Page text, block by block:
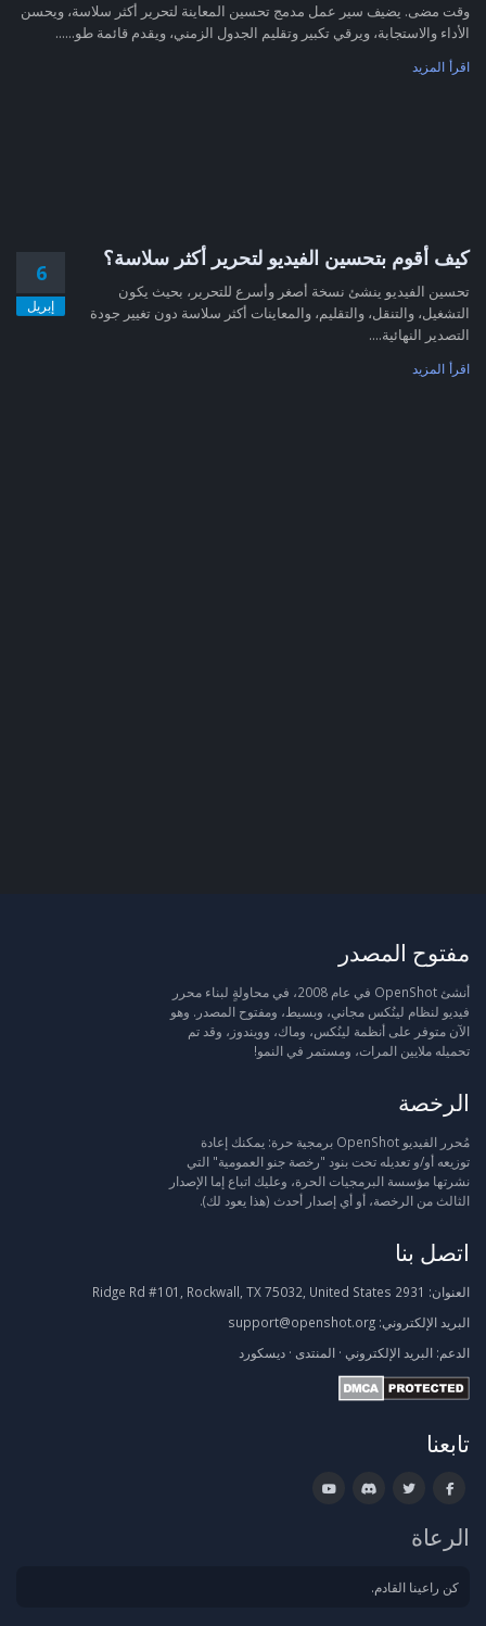
وقت مضى. يضيف سير عمل مدمج تحسين المعاينة لتحرير أكثر سلاسة، ويحسن
الأداء والاستجابة، ويرقي تكبير وتقليم الجدول الزمني، ويقدم قائمة طو......
اقرأ المزيد
6
إبريل
كيف أقوم بتحسين الفيديو لتحرير أكثر سلاسة؟
تحسين الفيديو ينشئ نسخة أصغر وأسرع للتحرير، بحيث يكون
التشغيل، والتنقل، والتقليم، والمعاينات أكثر سلاسة دون تغيير جودة
التصدير النهائية....
اقرأ المزيد
مفتوح المصدر
أنشئ OpenShot في عام 2008، في محاولةٍ لبناء محرر
فيديو لنظام لينُكس مجاني، وبسيط، ومفتوح المصدر. وهو
الآن متوفر على أنظمة لينُكس، وماك، وويندوز، وقد تم
تحميله ملايين المرات، ومستمر في النمو!
الرخصة
مُحرر الفيديو OpenShot برمجية حرة: يمكنك إعادة
توزيعه أو/و تعديله تحت بنود "رخصة جنو العمومية" التي
نشرتها مؤسسة البرمجيات الحرة، وعليك اتباع إما الإصدار
الثالث من الرخصة، أو أي إصدار أحدث (هذا يعود لك).
اتصل بنا
العنوان:
البريد الإلكتروني: support@openshot.org
الدعم: البريد الإلكتروني · المنتدى · ديسكورد
تابعنا
الرعاة
كن راعينا القادم.